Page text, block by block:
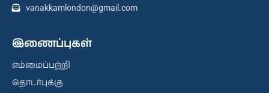
vanakkamlondon@gmail.com
இணைப்புகள்
எம்மைப்பற்றி
தொடர்புக்கு